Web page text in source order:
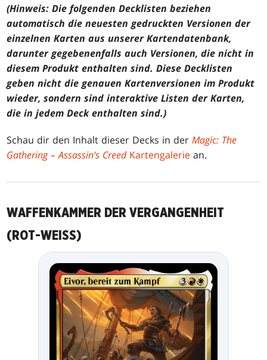
(Hinweis: Die folgenden Decklisten beziehen
automatisch die neuesten gedruckten Versionen der
einzelnen Karten aus unserer Kartendatenbank,
darunter gegebenenfalls auch Versionen, die nicht in
diesem Produkt enthalten sind. Diese Decklisten
geben nicht die genauen Kartenversionen im Produkt
wieder, sondern sind interaktive Listen der Karten,
die in jedem Deck enthalten sind.)
Schau dir den Inhalt dieser Decks in derMagic: The
Gathering – Assassin's Creed Kartengalerie an.
WAFFENKAMMER DER VERGANGENHEIT
(ROT-WEISS)